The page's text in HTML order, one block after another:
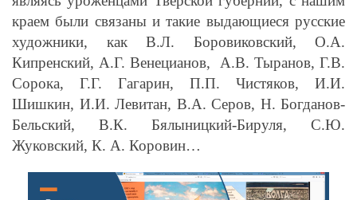
краем были связаны и такие выдающиеся русские
художники, как В.Л. Боровиковский, О.А.
Кипренский, А.Г. Венецианов, А.В. Тыранов, Г.В.
Сорока, Г.Г. Гагарин, П.П. Чистяков, И.И.
Шишкин, И.И. Левитан, В.А. Серов, Н. Богданов-
Бельский, В.К. Бялыницкий-Бируля, С.Ю.
Жуковский, К. А. Коровин…